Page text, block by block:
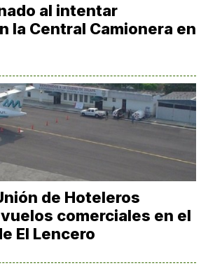
al intentar
la Central Camionera en
de Hoteleros
comerciales en el
El Lencero